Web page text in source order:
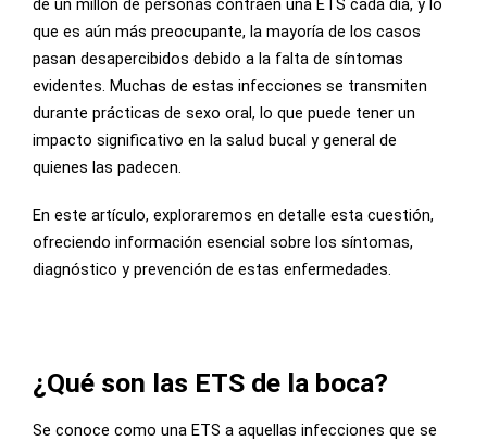
de un millón de personas contraen una ETS cada día, y lo
que es aún más preocupante, la mayoría de los casos
pasan desapercibidos debido a la falta de síntomas
evidentes. Muchas de estas infecciones se transmiten
durante prácticas de sexo oral, lo que puede tener un
impacto significativo en la salud bucal y general de
quienes las padecen.
En este artículo, exploraremos en detalle esta cuestión,
ofreciendo información esencial sobre los síntomas,
diagnóstico y prevención de estas enfermedades.
¿Qué son las ETS de la boca?
Se conoce como una ETS a aquellas infecciones que se